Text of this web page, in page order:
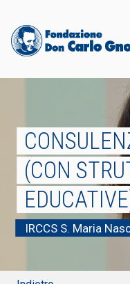
(CON
IRCCS S. Maria